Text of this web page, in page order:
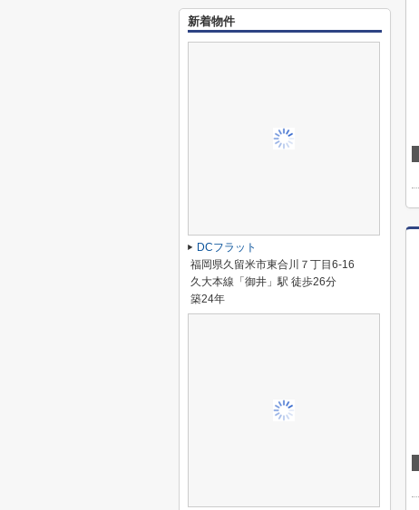
新着物件
DCフラット
福岡県久留米市東合川７丁目6-16
久大本線「御井」駅 徒歩26分
築24年